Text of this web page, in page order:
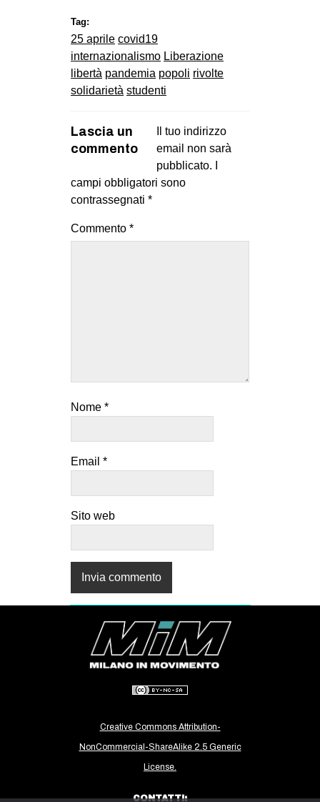
Tag:
25 aprile covid19
internazionalismo Liberazione
libertà pandemia popoli rivolte
solidarietà studenti
Lascia un
commento
Il tuo indirizzo
email non sarà
pubblicato.
campi obbligatori sono
contrassegnati *
Commento *
Nome *
Email *
Sito web
Creative Commons Attribution-
NonCommercial-ShareAlike 2.5 Generic
License.
CONTATTI: